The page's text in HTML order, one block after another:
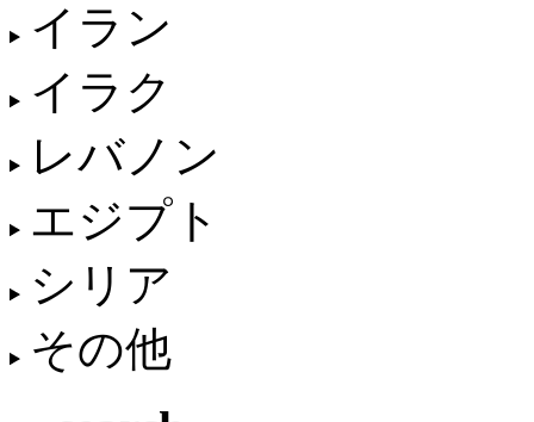
イラン
イラク
レバノン
エジプト
シリア
その他